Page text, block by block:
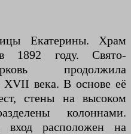
Екатерины. Храм
году. Свято-
продолжила
XVII века. В основе её
стены на высоком
колоннами.
вход расположен на